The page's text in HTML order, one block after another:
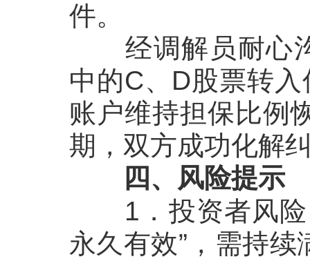
件。
经调解员耐心
中的C、D股票转
账户维持担保比例
期，双方成功化解
四、风险提示
1． 投资者风险
永久有效”，需持